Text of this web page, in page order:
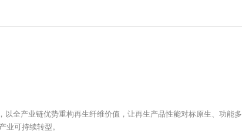
全产业链优势重构再生纤维价值，让再生产品性能对标原生、功能多
业可持续转型。